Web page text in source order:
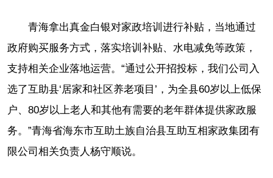
青海拿出真金白银对家政培训进行补贴，当地通过
政府购买服务方式，落实培训补贴、水电减免等政策，
支持相关企业落地运营。“通过公开招投标，我们公司入
选了互助县‘居家和社区养老项目’，为全县60岁以上低保
户、80岁以上老人和其他有需要的老年群体提供家政服
务。”青海省海东市互助土族自治县互助互相家政集团有
限公司相关负责人杨守顺说。